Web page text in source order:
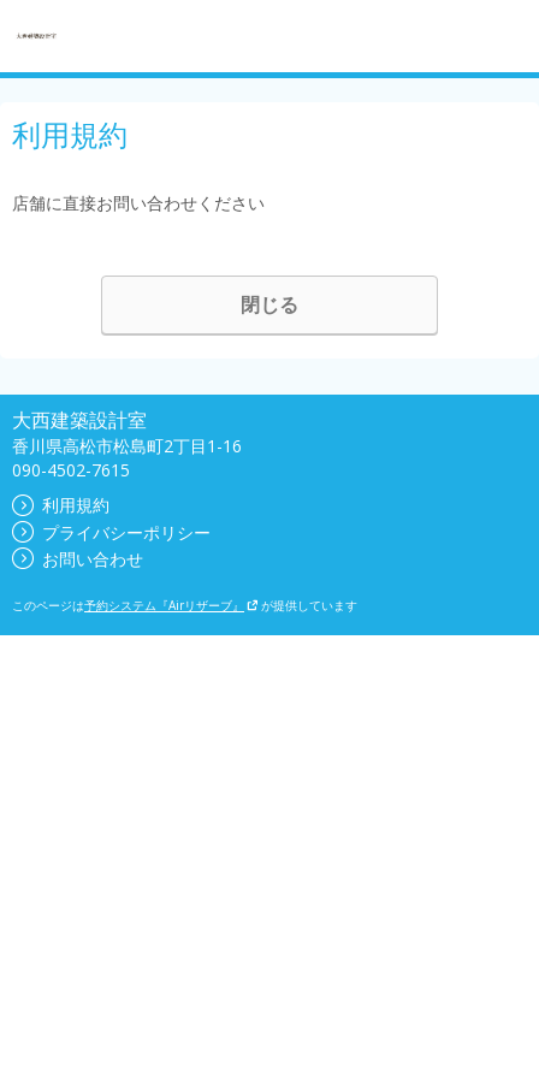
利用規約
店舗に直接お問い合わせください
閉じる
大西建築設計室
香川県高松市松島町2丁目1-16
090-4502-7615
利用規約
プライバシーポリシー
お問い合わせ
このページは予約システム『Airリザーブ』 が提供しています